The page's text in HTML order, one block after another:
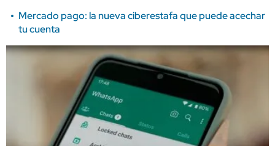
Mercado pago: la nueva ciberestafa que puede acechar
tu cuenta